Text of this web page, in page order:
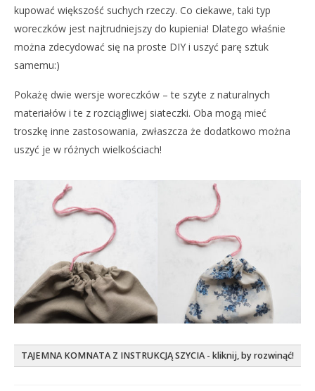
kupować większość suchych rzeczy. Co ciekawe, taki typ
woreczków jest najtrudniejszy do kupienia! Dlatego właśnie
można zdecydować się na proste DIY i uszyć parę sztuk
samemu:)
Pokażę dwie wersje woreczków – te szyte z naturalnych
materiałów i te z rozciągliwej siateczki. Oba mogą mieć
troszkę inne zastosowania, zwłaszcza że dodatkowo można
uszyć je w różnych wielkościach!
TAJEMNA KOMNATA Z INSTRUKCJĄ SZYCIA - kliknij, by rozwinąć!